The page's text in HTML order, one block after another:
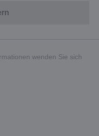
wenden Sie sich